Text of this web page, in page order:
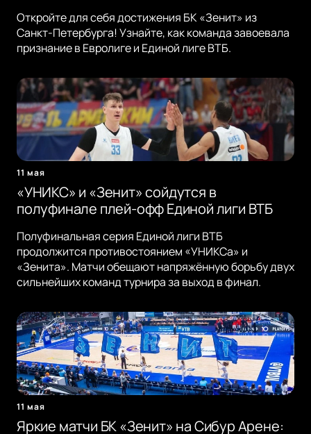
Откройте для себя достижения БК «Зенит» из
Санкт-Петербурга! Узнайте, как команда завоевала
признание в Евролиге и Единой лиге ВТБ.
11 мая
«УНИКС» и «Зенит» сойдутся в
полуфинале плей-офф Единой лиги ВТБ
Полуфинальная серия Единой лиги ВТБ
продолжится противостоянием «УНИКСа» и
«Зенита». Матчи обещают напряжённую борьбу двух
сильнейших команд турнира за выход в финал.
11 мая
Яркие матчи БК «Зенит» на Сибур Арене: